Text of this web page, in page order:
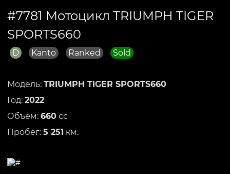
#7781 Мотоцикл TRIUMPH TIGER
SPORTS660
D Kanto Ranked Sold
Модель: TRIUMPH TIGER SPORTS660
Год: 2022
Объем: 660 сс
Пробег: 5 251 км.